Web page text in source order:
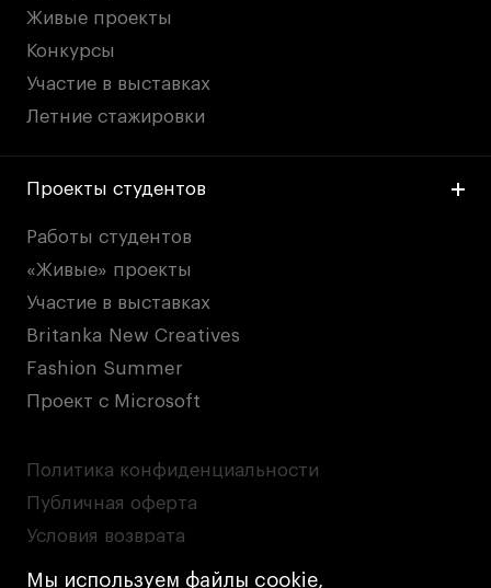
Мы используем файлы cookie,
Живые проекты
Конкурсы
Участие в выставках
Летние стажировки
Проекты студентов
Работы студентов
«Живые» проекты
Участие в выставках
Britanka New Creatives
Fashion Summer
Проект с Microsoft
Политика конфиденциальности
Публичная оферта
Условия возврата
Кредит на образование с господдержкой